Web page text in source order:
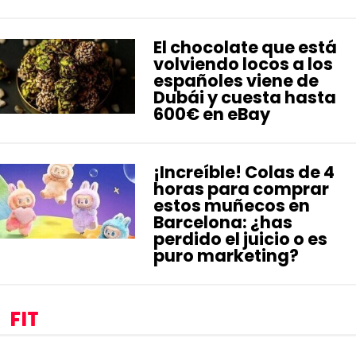
El chocolate que está
volviendo locos a los
españoles viene de
Dubái y cuesta hasta
600€ en eBay
¡Increíble! Colas de 4
horas para comprar
estos muñecos en
Barcelona: ¿has
perdido el juicio o es
puro marketing?
FIT